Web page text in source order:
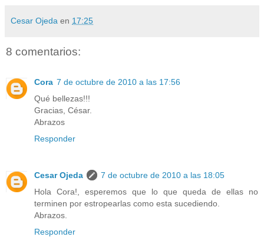
Cesar Ojeda en 17:25
8 comentarios:
Cora 7 de octubre de 2010 a las 17:56
Qué bellezas!!!
Gracias, César.
Abrazos
Responder
Cesar Ojeda
7 de octubre de 2010 a las 18:05
Hola Cora!, esperemos que lo que queda de ellas no
terminen por estropearlas como esta sucediendo.
Abrazos.
Responder